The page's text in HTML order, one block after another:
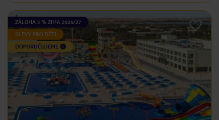
ZÁLOHA 5 % ZIMA 2026/27
SLEVY PRO DĚTI
DOPORUČUJEME